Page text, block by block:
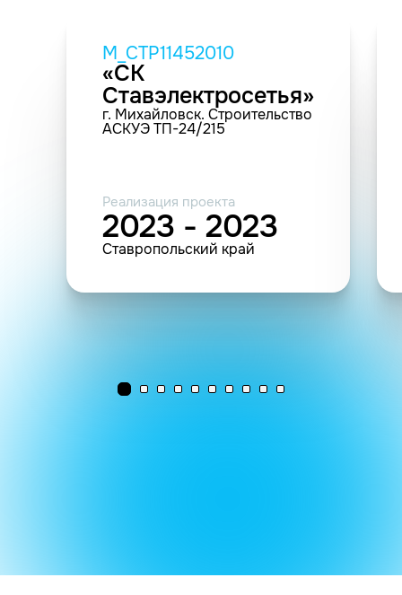
M_СТР11452010
«СК
Ставэлектросетья»
г. Михайловск. Строительство
АСКУЭ ТП-24/215
Реализация проекта
2023 - 2023
Ставропольский край